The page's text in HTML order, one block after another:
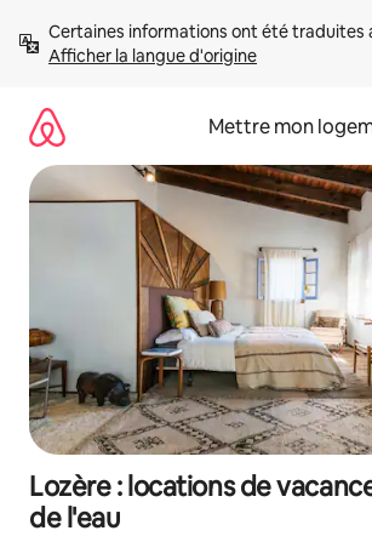
directement
Afficher la langue d'origine
Mettre mon
Lozère : locations de
de l'eau